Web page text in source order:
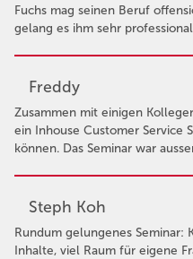
Fuchs mag seinen Beruf
gelang es ihm sehr
Freddy
Zusammen mit einigen
ein Inhouse Customer Service
können. Das Seminar war
Steph Koh
Rundum gelungenes Seminar:
Inhalte, viel Raum für eigene